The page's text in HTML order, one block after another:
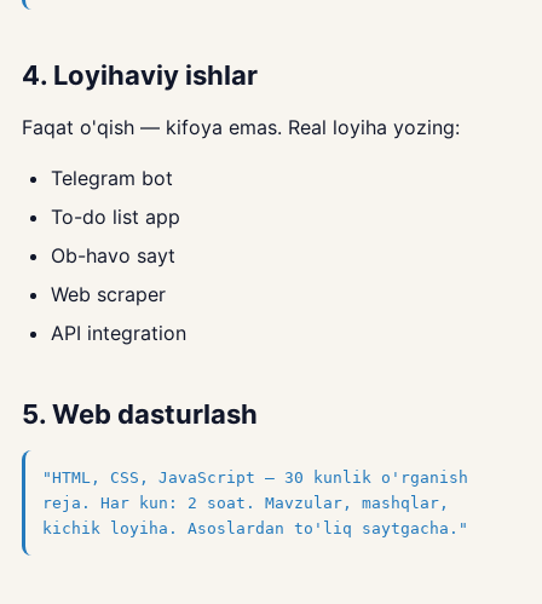
4. Loyihaviy ishlar
Faqat o'qish — kifoya emas. Real loyiha yozing:
Telegram bot
To-do list app
Ob-havo sayt
Web scraper
API integration
5. Web dasturlash
"HTML, CSS, JavaScript — 30 kunlik o'rganish
reja. Har kun: 2 soat. Mavzular, mashqlar,
kichik loyiha. Asoslardan to'liq saytgacha."